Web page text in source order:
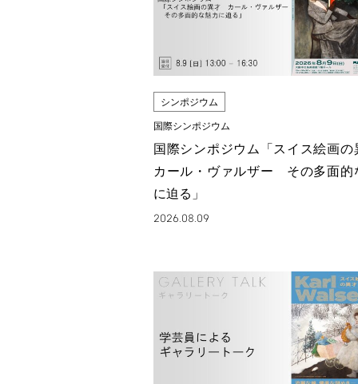
シンポジウム
国際シンポジウム
国際シンポジウム「スイス絵画
カール・ヴァルザー その多面的
に迫る」
2026.08.09